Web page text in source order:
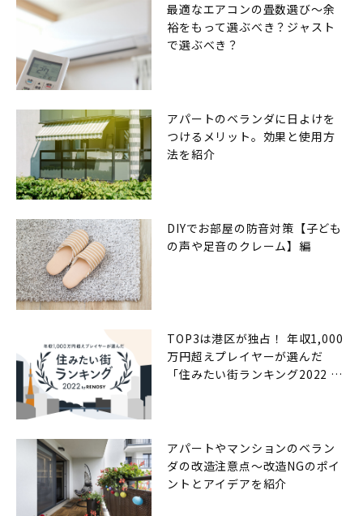
最適なエアコンの畳数選び〜余
裕をもって選ぶべき？ジャスト
で選ぶべき？
アパートのベランダに日よけを
つけるメリット。効果と使用方
法を紹介
DIYでお部屋の防音対策【子ども
の声や足音のクレーム】編
TOP3は港区が独占！ 年収1,000
万円超えプレイヤーが選んだ
「住みたい街ランキング2022 by
アパートやマンションのベラン
ダの改造注意点〜改造NGのポイ
ントとアイデアを紹介